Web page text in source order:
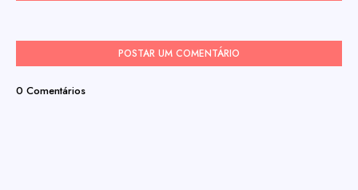
POSTAR UM COMENTÁRIO
0 Comentários